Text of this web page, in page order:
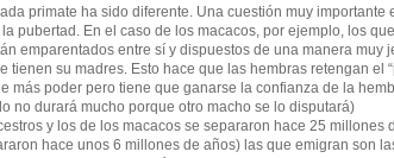
primate ha sido diferente. Una cuestión muy
pubertad. En el caso de los macacos, por ejemplo, los
emparentados entre sí y dispuestos de una manera
tienen su madres. Esto hace que las hembras retengan el
más poder pero tiene que ganarse la confianza de la
no durará mucho porque otro macho se lo disputará)
y los de los macacos se separaron hace 25
hace unos 6 millones de años) las que emigran son